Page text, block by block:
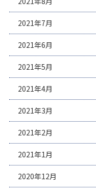
2021年7月
2021年6月
2021年5月
2021年4月
2021年3月
2021年2月
2021年1月
2020年12月